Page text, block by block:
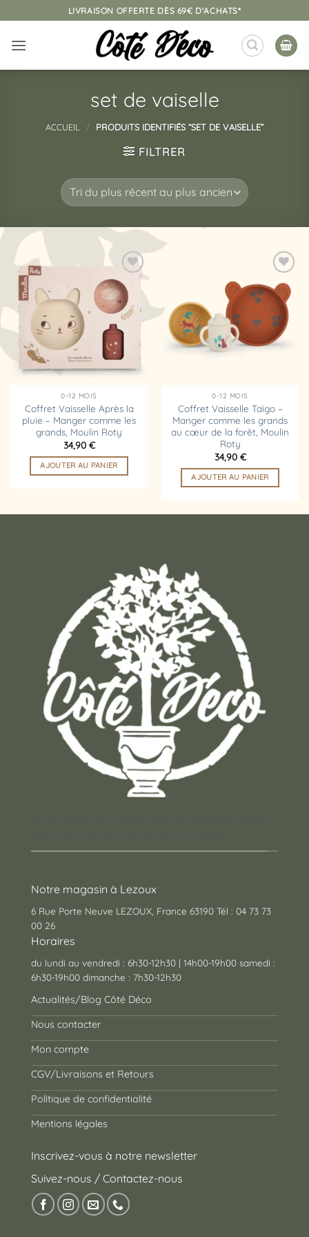
au
contenu
LIVRAISON OFFERTE DÈS 69€ D'ACHATS*
set de vaiselle
ACCUEIL / PRODUITS IDENTIFIÉS “SET DE VAISELLE”
FILTRER
Ajouter
à la
liste
d’envies
0-12 MOIS
Coffret Vaisselle Après la
pluie – Manger comme les
grands, Moulin Roty
34,90 €
AJOUTER AU PANIER
Ajouter
à la
liste
d’envies
0-12 MOIS
Coffret Vaisselle Taïgo –
Manger comme les grands
au cœur de la forêt, Moulin
Roty
34,90 €
AJOUTER AU PANIER
Notre magasin à Lezoux
6 Rue Porte Neuve LEZOUX, France 63190 Tél : 04 73 73
00 26
Horaires
du lundi au vendredi : 6h30-12h30 | 14h00-19h00 samedi :
6h30-19h00 dimanche : 7h30-12h30
Actualités/Blog Côté Déco
Nous contacter
Mon compte
CGV/Livraisons et Retours
Politique de confidentialité
Mentions légales
Inscrivez-vous à notre newsletter
Suivez-nous / Contactez-nous